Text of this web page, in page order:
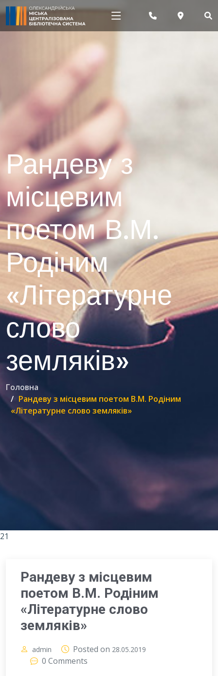
Рандеву з
місцевим
поетом В.М.
Родіним
«Літературне
слово
земляків»
Головна
Рандеву з місцевим поетом В.М. Родіним
«Літературне слово земляків»
21
Рандеву з місцевим
поетом В.М. Родіним
«Літературне слово
земляків»
admin Posted on 28.05.2019
0 Comments